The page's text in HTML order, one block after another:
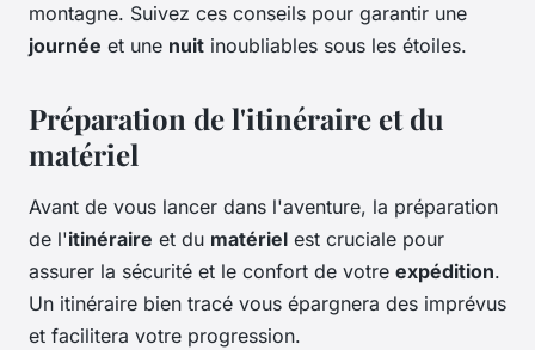
montagne. Suivez ces conseils pour garantir une
journée et une nuit inoubliables sous les étoiles.
Préparation de l'itinéraire et du
matériel
Avant de vous lancer dans l'aventure, la préparation
de l'itinéraire et du matériel est cruciale pour
assurer la sécurité et le confort de votre expédition.
Un itinéraire bien tracé vous épargnera des imprévus
et facilitera votre progression.